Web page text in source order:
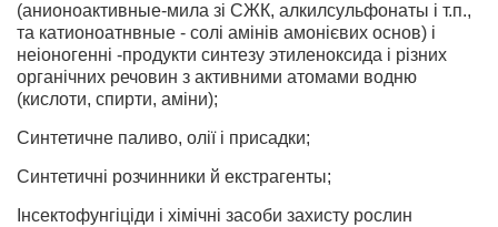
(анионоактивные-мила зі СЖК, алкилсульфонаты і т.п.,
та катионоатнвные - солі амінів амонієвих основ) і
неіоногенні -продукти синтезу этиленоксида і різних
органічних речовин з активними атомами водню
(кислоти, спирти, аміни);
Синтетичне паливо, олії і присадки;
Синтетичні розчинники й екстрагенты;
Інсектофунгіціди і хімічні засоби захисту рослин